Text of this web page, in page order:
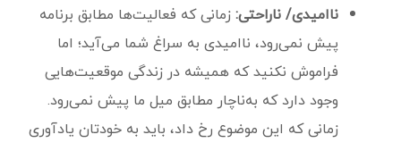
ناامیدی/ ناراحتی:‌زمانی که فعالیت‌ها مطابق برنامه
پیش نمی‌رود، ناامیدی به سراغ شما می‌آید؛ اما
فراموش نکنید که همیشه در زندگی موقعیت‌هایی
وجود دارد که به‌ناچار مطابق میل ما پیش نمی‌رود.
زمانی که این موضوع رخ داد، باید به خودتان یادآوری